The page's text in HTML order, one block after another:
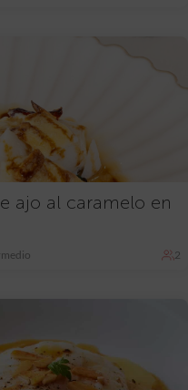
ajo al caramelo en
2